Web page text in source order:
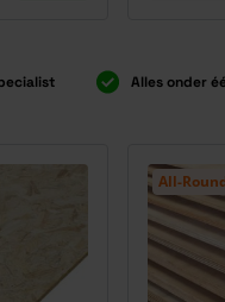
Alles onder
All-